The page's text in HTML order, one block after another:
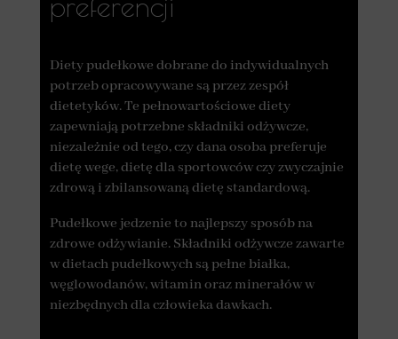
Diety pudełkowe dobrane do indywidualnych
potrzeb opracowywane są przez zespół
dietetyków. Te pełnowartościowe diety
zapewniają potrzebne składniki odżywcze,
niezależnie od tego, czy dana osoba preferuje
dietę wege, dietę dla sportowców czy zwyczajnie
zdrową i zbilansowaną dietę standardową.
Pudełkowe jedzenie to najlepszy sposób na
zdrowe odżywianie. Składniki odżywcze zawarte
w dietach pudełkowych są pełne białka,
węglowodanów, witamin oraz minerałów w
niezbędnych dla człowieka dawkach.